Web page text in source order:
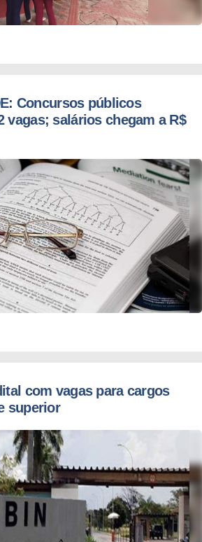
Concursos públicos
vagas; salários chegam a R$
com vagas para cargos
superior